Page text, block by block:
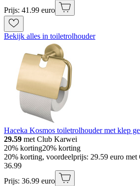
Prijs: 41.99 euro
Bekijk alles in toiletrolhouder
Haceka Kosmos toiletrolhouder met klep
29.59 met Club Karwei
20% korting20% korting
20% korting, voordeelprijs: 29.59 euro
36.99
Prijs: 36.99 euro